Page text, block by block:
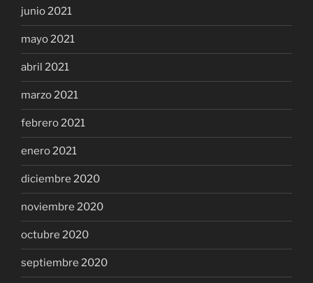
junio 2021
mayo 2021
abril 2021
marzo 2021
febrero 2021
enero 2021
diciembre 2020
noviembre 2020
octubre 2020
septiembre 2020